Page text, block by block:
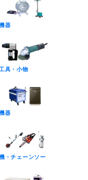
器
具・小物
器
・チェーンソー